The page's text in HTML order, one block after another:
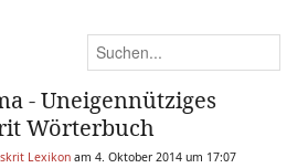
- Uneigennütziges
Wörterbuch
Lexikon am 4. Oktober 2014 um 17:07